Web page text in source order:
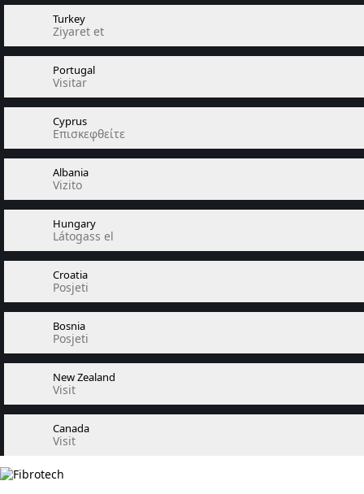
Turkey
Ziyaret et
Portugal
Visitar
Cyprus
Επισκεφθείτε
Albania
Vizito
Hungary
Látogass el
Croatia
Posjeti
Bosnia
Posjeti
New Zealand
Visit
Canada
Visit